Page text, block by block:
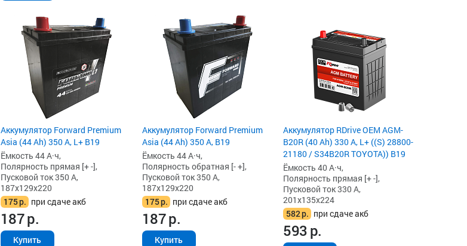
Аккумулятор Forward Premium
Asia (44 Ah) 350 А, L+ B19
Ёмкость 44 А·ч,
Полярность прямая [+ -],
Пусковой ток 350 А,
187x129x220
175р. при сдаче акб
187р.
Купить
Аккумулятор Forward Premium
Asia (44 Ah) 350 А, B19
Ёмкость 44 А·ч,
Полярность обратная [- +],
Пусковой ток 350 А,
187x129x220
175р. при сдаче акб
187р.
Купить
Аккумулятор RDrive OEM AGM-
B20R (40 Ah) 330 А, L+ ((S) 28800-
21180 / S34B20R TOYOTA)) B19
Ёмкость 40 А·ч,
Полярность прямая [+ -],
Пусковой ток 330 А,
201x135x224
582р. при сдаче акб
593р.